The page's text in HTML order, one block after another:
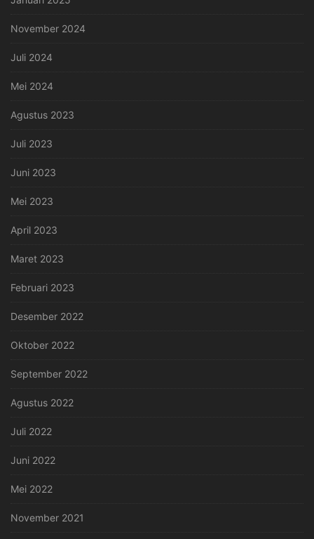
November 2024
Juli 2024
Mei 2024
Agustus 2023
Juli 2023
Juni 2023
Mei 2023
April 2023
Maret 2023
Februari 2023
Desember 2022
Oktober 2022
September 2022
Agustus 2022
Juli 2022
Juni 2022
Mei 2022
November 2021